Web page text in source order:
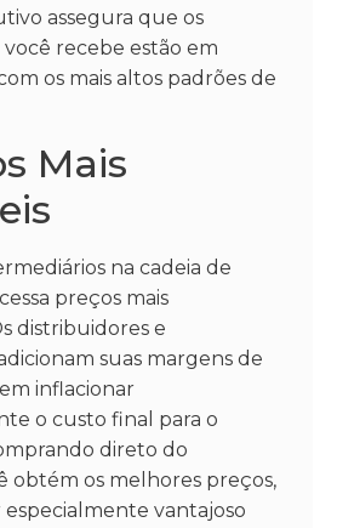
assegura que os
recebe estão em
os mais altos padrões de
Mais
na cadeia de
preços mais
distribuidores e
suas margens de
inflacionar
o custo final para o
direto do
obtém os melhores preços,
vantajoso